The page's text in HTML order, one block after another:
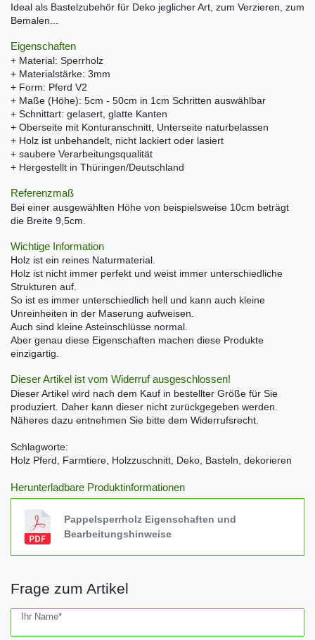
Ideal als Bastelzubehör für Deko jeglicher Art, zum Verzieren, zum
Bemalen...
Eigenschaften
+ Material: Sperrholz
+ Materialstärke: 3mm
+ Form: Pferd V2
+ Maße (Höhe): 5cm - 50cm in 1cm Schritten auswählbar
+ Schnittart: gelasert, glatte Kanten
+ Oberseite mit Konturanschnitt, Unterseite naturbelassen
+ Holz ist unbehandelt, nicht lackiert oder lasiert
+ saubere Verarbeitungsqualität
+ Hergestellt in Thüringen/Deutschland
Referenzmaß
Bei einer ausgewählten Höhe von beispielsweise 10cm beträgt
die Breite 9,5cm.
Wichtige Information
Holz ist ein reines Naturmaterial.
Holz ist nicht immer perfekt und weist immer unterschiedliche
Strukturen auf.
So ist es immer unterschiedlich hell und kann auch kleine
Unreinheiten in der Maserung aufweisen.
Auch sind kleine Asteinschlüsse normal.
Aber genau diese Eigenschaften machen diese Produkte
einzigartig.
Dieser Artikel ist vom Widerruf ausgeschlossen!
Dieser Artikel wird nach dem Kauf in bestellter Größe für Sie
produziert. Daher kann dieser nicht zurückgegeben werden.
Näheres dazu entnehmen Sie bitte dem Widerrufsrecht.
Schlagworte:
Holz Pferd, Farmtiere, Holzzuschnitt, Deko, Basteln, dekorieren
Herunterladbare Produktinformationen
Pappelsperrholz Eigenschaften und
Bearbeitungshinweise
Frage zum Artikel
Ihr Name*
Ceres::Template.mailFormHoneypotLabel